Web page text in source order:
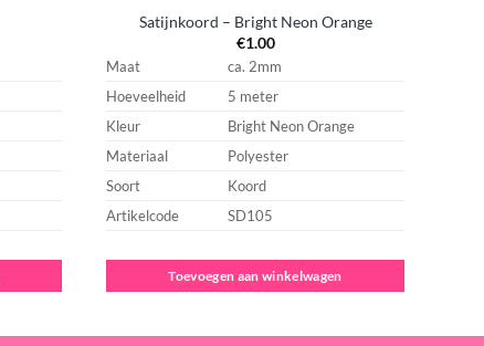
Satijnkoord – Bright Neon Orange
€1.00
Maat
ca. 2mm
Hoeveelheid
5 meter
Kleur
Bright Neon Orange
Materiaal
Polyester
Soort
Koord
Artikelcode
SD105
Toevoegen aan winkelwagen